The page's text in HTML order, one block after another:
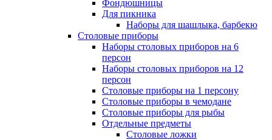
Фондюшницы
Для пикника
Наборы для шашлыка, барбекю
Столовые приборы
Наборы столовых приборов на 6
персон
Наборы столовых приборов на 12
персон
Столовые приборы на 1 персону
Столовые приборы в чемодане
Столовые приборы для рыбы
Отдельные предметы
Столовые ложки